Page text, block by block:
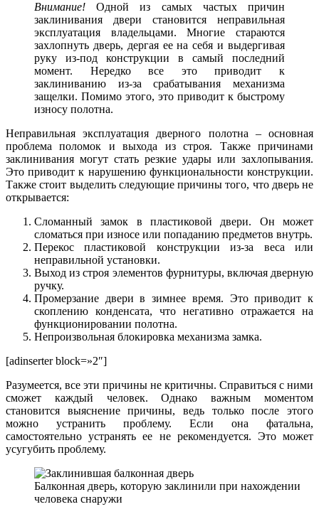
Внимание!Одной из самых частых причин
заклинивания двери становится неправильная
эксплуатация владельцами. Многие стараются
захлопнуть дверь, дергая ее на себя и выдергивая
руку из-под конструкции в самый последний
момент. Нередко все это приводит к
заклиниванию из-за срабатывания механизма
защелки. Помимо этого, это приводит к быстрому
износу полотна.
Неправильная эксплуатация дверного полотна – основная
проблема поломок и выхода из строя. Также причинами
заклинивания могут стать резкие удары или захлопывания.
Это приводит к нарушению функциональности конструкции.
Также стоит выделить следующие причины того, что дверь не
открывается:
Сломанный замок в пластиковой двери. Он может
сломаться при износе или попаданию предметов внутрь.
Перекос пластиковой конструкции из-за веса или
неправильной установки.
Выход из строя элементов фурнитуры, включая дверную
ручку.
Промерзание двери в зимнее время. Это приводит к
скоплению конденсата, что негативно отражается на
функционировании полотна.
Непроизвольная блокировка механизма замка.
[adinserter block=»2″]
Разумеется, все эти причины не критичны. Справиться с ними
сможет каждый человек. Однако важным моментом
становится выяснение причины, ведь только после этого
можно устранить проблему. Если она фатальна,
самостоятельно устранять ее не рекомендуется. Это может
усугубить проблему.
Балконная дверь, которую заклинили при нахождении
человека снаружи